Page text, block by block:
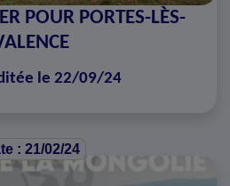
POUR PORTES-LÈS-
le 22/09/24
: 21/02/24